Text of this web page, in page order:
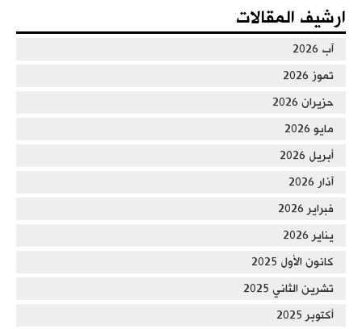
ارشيف المقالات
آب 2026
تموز 2026
حزيران 2026
مايو 2026
أبريل 2026
آذار 2026
فبراير 2026
يناير 2026
كانون الأول 2025
تشرين الثاني 2025
أكتوبر 2025